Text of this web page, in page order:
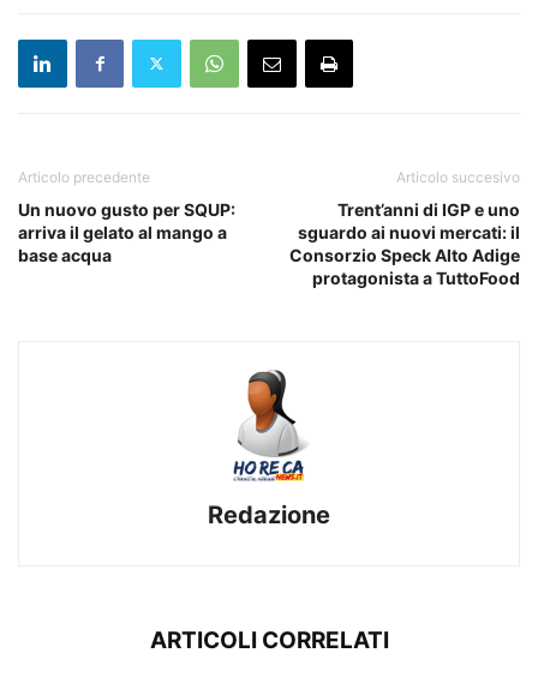
Articolo precedente
Un nuovo gusto per SQUP:
arriva il gelato al mango a
base acqua
Articolo succesivo
Trent’anni di IGP e uno
sguardo ai nuovi mercati: il
Consorzio Speck Alto Adige
protagonista a TuttoFood
Redazione
ARTICOLI CORRELATI